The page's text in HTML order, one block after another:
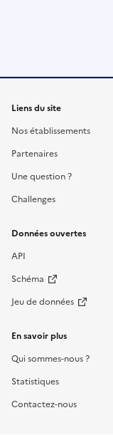
Liens du site
Nos établissements
Partenaires
Une question ?
Challenges
Données ouvertes
API
Schéma
Jeu de données
En savoir plus
Qui sommes-nous ?
Statistiques
Contactez-nous